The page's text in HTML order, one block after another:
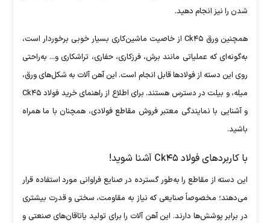
شدن را نیز انجام دهید.
همچنین ورق Ck۴۵ از خاصیت ماشین‌کاری بسیار خوبی برخوردار است،
به‌گونه‌ای که عملیاتی مانند برش، فرزکاری، حفاری، تراشکاری و... به‌راحتی
روی این دسته از فولاد‌ها قابل انجام است. این آهن آلات به شکل‌های ورق،
میله، و بیلت در دسترس هستند. برای اطلاع از راهنمای خرید فولاد Ck۴۵
و آشنایی با نمایندگی معتبر فروش مقاطع فولادی، همچنان با ما همراه
باشید.
با کاربرد‌های فولاد Ck۴۵ آشنا شوید!
این دسته از مقاطع را به‌طور گسترده در صنایع فراوانی مورد استفاده قرار
می‌دهند؛ مخصوصاً صنایعی که نیاز به مقاومت، سختی و قدرت بیشتری
در برابر پوشش‌ها دارند. این آهن آلات را برای تولید یاتاقان‌های صنعتی و